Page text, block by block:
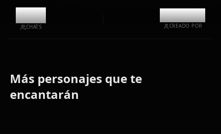
11.1k
CHATS
@kanashi
CREADO POR
Más personajes que te
encantarán
Zero Two
(Darling In